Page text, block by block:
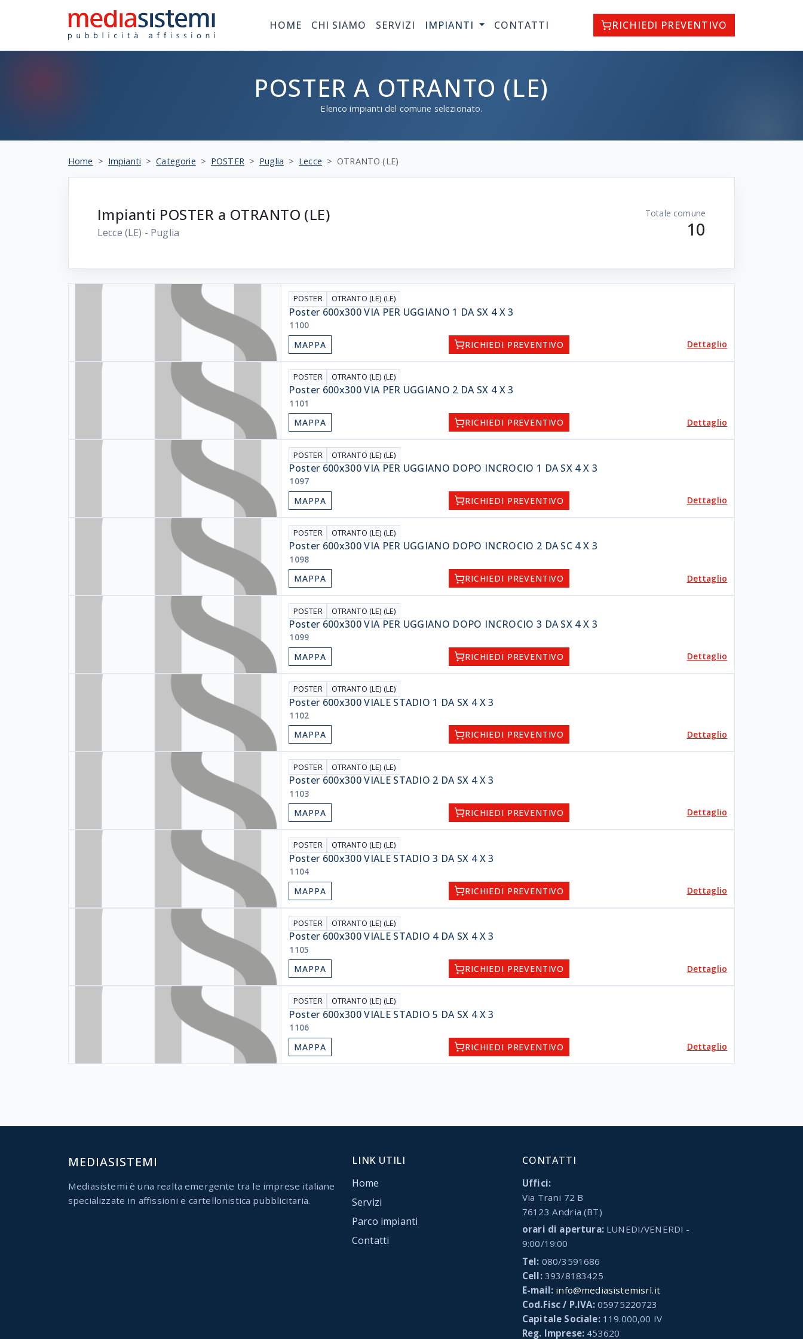
HOME CHI SIAMO SERVIZI IMPIANTI CONTATTI RICHIEDI PREVENTIVO
POSTER A OTRANTO (LE)
Elenco impianti del comune selezionato.
Home Impianti Categorie POSTER Puglia Lecce OTRANTO (LE)
Impianti POSTER a OTRANTO (LE)
Lecce (LE) - Puglia
Totale comune
10
POSTER OTRANTO (LE) (LE)
Poster 600x300 VIA PER UGGIANO 1 DA SX 4 X 3
1100
MAPPA
RICHIEDI PREVENTIVO Dettaglio
POSTER OTRANTO (LE) (LE)
Poster 600x300 VIA PER UGGIANO 2 DA SX 4 X 3
1101
MAPPA
RICHIEDI PREVENTIVO Dettaglio
POSTER OTRANTO (LE) (LE)
Poster 600x300 VIA PER UGGIANO DOPO INCROCIO 1 DA SX 4 X 3
1097
MAPPA
RICHIEDI PREVENTIVO Dettaglio
POSTER OTRANTO (LE) (LE)
Poster 600x300 VIA PER UGGIANO DOPO INCROCIO 2 DA SC 4 X 3
1098
MAPPA
RICHIEDI PREVENTIVO Dettaglio
POSTER OTRANTO (LE) (LE)
Poster 600x300 VIA PER UGGIANO DOPO INCROCIO 3 DA SX 4 X 3
1099
MAPPA
RICHIEDI PREVENTIVO Dettaglio
POSTER OTRANTO (LE) (LE)
Poster 600x300 VIALE STADIO 1 DA SX 4 X 3
1102
MAPPA
RICHIEDI PREVENTIVO Dettaglio
POSTER OTRANTO (LE) (LE)
Poster 600x300 VIALE STADIO 2 DA SX 4 X 3
1103
MAPPA
RICHIEDI PREVENTIVO Dettaglio
POSTER OTRANTO (LE) (LE)
Poster 600x300 VIALE STADIO 3 DA SX 4 X 3
1104
MAPPA
RICHIEDI PREVENTIVO Dettaglio
POSTER OTRANTO (LE) (LE)
Poster 600x300 VIALE STADIO 4 DA SX 4 X 3
1105
MAPPA
RICHIEDI PREVENTIVO Dettaglio
POSTER OTRANTO (LE) (LE)
Poster 600x300 VIALE STADIO 5 DA SX 4 X 3
1106
MAPPA
RICHIEDI PREVENTIVO Dettaglio
MEDIASISTEMI
Mediasistemi è una realta emergente tra le imprese italiane
specializzate in affissioni e cartellonistica pubblicitaria.
LINK UTILI
Home
Servizi
Parco impianti
Contatti
CONTATTI
Uffici:
Via Trani 72 B
76123 Andria (BT)
orari di apertura:LUNEDI/VENERDI -
9:00/19:00
Tel: 080/3591686
Cell:393/8183425
E-mail: info@mediasistemisrl.it
Cod.Fisc / P.IVA:05975220723
Capitale Sociale:119.000,00 IV
Reg. Imprese: 453620